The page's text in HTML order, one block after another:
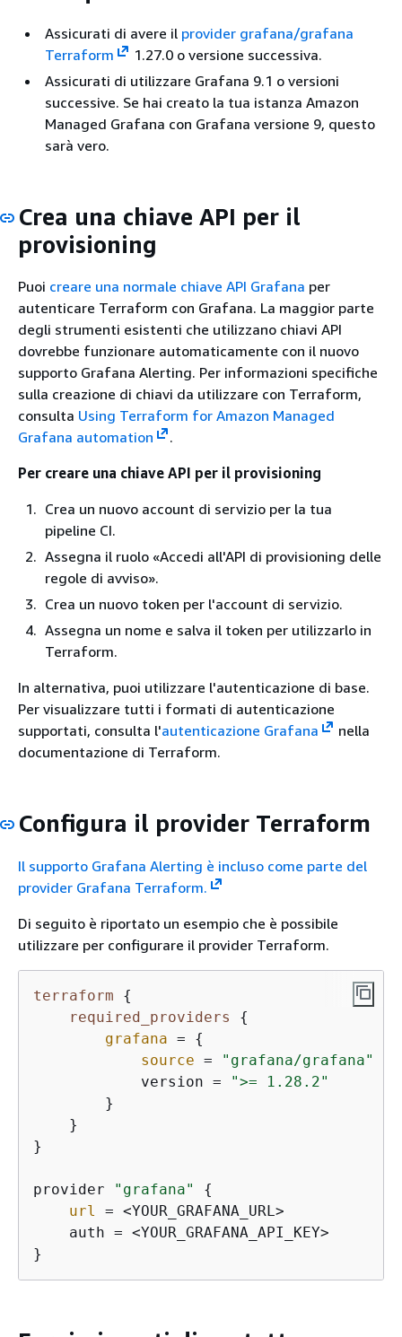
Assicurati di avere il provider grafana/grafana
Terraform
1.27.0 o versione successiva.
Assicurati di utilizzare Grafana 9.1 o versioni
successive. Se hai creato la tua istanza Amazon
Managed Grafana con Grafana versione 9, questo
sarà vero.
Crea una chiave API per il
provisioning
Puoi creare una normale chiave API Grafana per
autenticare Terraform con Grafana. La maggior parte
degli strumenti esistenti che utilizzano chiavi API
dovrebbe funzionare automaticamente con il nuovo
supporto Grafana Alerting. Per informazioni specifiche
sulla creazione di chiavi da utilizzare con Terraform,
consulta Using Terraform for Amazon Managed
Grafana automation
.
Per creare una chiave API per il provisioning
Crea un nuovo account di servizio per la tua
pipeline CI.
Assegna il ruolo «Accedi all'API di provisioning delle
regole di avviso».
Crea un nuovo token per l'account di servizio.
Assegna un nome e salva il token per utilizzarlo in
Terraform.
In alternativa, puoi utilizzare l'autenticazione di base.
Per visualizzare tutti i formati di autenticazione
supportati, consulta l'autenticazione Grafana
nella
documentazione di Terraform.
Configura il provider Terraform
Il supporto Grafana Alerting è incluso come parte del
provider Grafana Terraform.
Di seguito è riportato un esempio che è possibile
utilizzare per configurare il provider Terraform.
terraform
{
required_providers
{
grafana = {
source =
"grafana/grafana"
            version =
">= 1.28.2"
        }
    }
}
provider "grafana"
{
url
= <YOUR_GRAFANA_URL>
    auth = <YOUR_GRAFANA_API_KEY>
}